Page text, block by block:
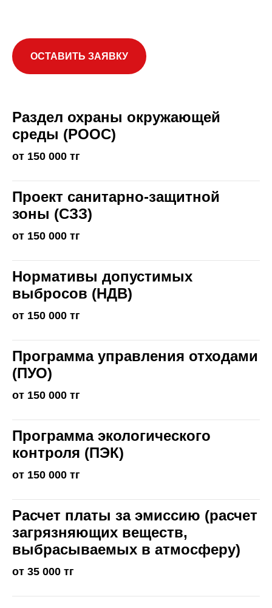
ОСТАВИТЬ ЗАЯВКУ
Раздел охраны окружающей
среды (РООС)
от 150 000 тг
Проект санитарно-защитной
зоны (СЗЗ)
от 150 000 тг
Нормативы допустимых
выбросов (НДВ)
от 150 000 тг
Программа управления отходами
(ПУО)
от 150 000 тг
Программа экологического
контроля (ПЭК)
от 150 000 тг
Расчет платы за эмиссию (расчет
загрязняющих веществ,
выбрасываемых в атмосферу)
от 35 000 тг